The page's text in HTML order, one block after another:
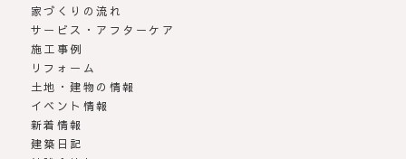
家づくりの流れ
サービス・アフターケア
施工事例
リフォーム
土地・建物の情報
イベント情報
新着情報
建築日記